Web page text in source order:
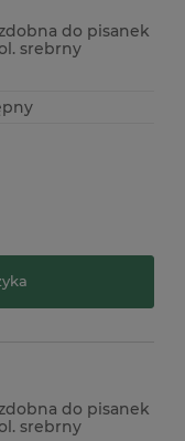
do pisanek
srebrny
do pisanek
srebrny